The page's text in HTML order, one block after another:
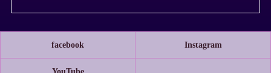
facebook Instagram